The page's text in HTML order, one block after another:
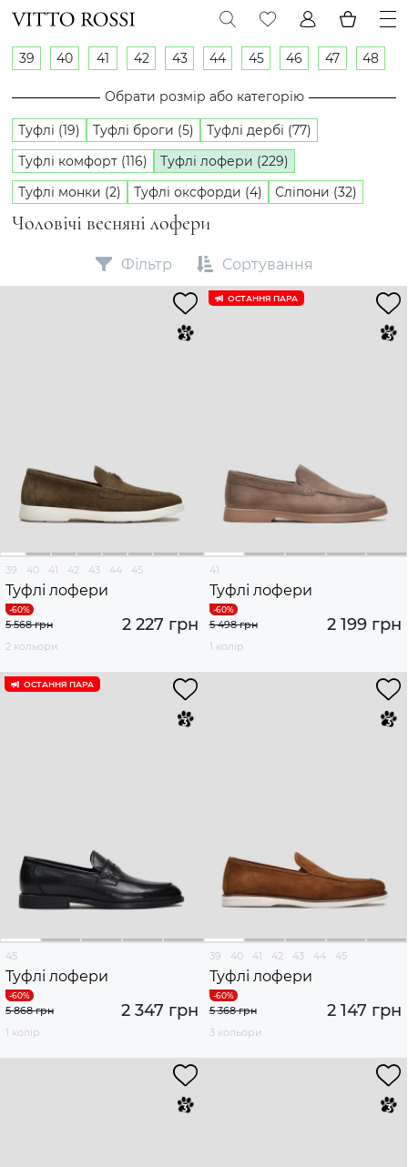
Чоловічі весняні лофери
39 40 41 42 43 44 45 46 47 48
Обрати розмір або категорію
Туфлі (19) Туфлі броги (5)
Туфлі дербі (77)
Туфлі комфорт (116)
Туфлі лофери (229)
Туфлі монки (2)
Туфлі оксфорди (4) Сліпони (32)
Фільтр Сортування
39 40 41 42 43 44 45
Туфлі лофери
2 227 грн
5 568 грн
2 кольори
ОСТАННЯ ПАРА
41
Туфлі лофери
2 199 грн
5 498 грн
1 колір
ОСТАННЯ ПАРА
45
Туфлі лофери
2 347 грн
5 868 грн
1 колір
39 40 41 42 43 44 45
Туфлі лофери
2 147 грн
5 368 грн
3 кольори